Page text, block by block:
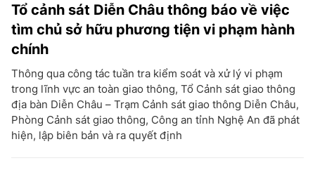
Tổ cảnh sát Diễn Châu thông báo về việc
tìm chủ sở hữu phương tiện vi phạm hành
chính
Thông qua công tác tuần tra kiểm soát và xử lý vi phạm
trong lĩnh vực an toàn giao thông, Tổ Cảnh sát giao thông
địa bàn Diễn Châu – Trạm Cảnh sát giao thông Diễn Châu,
Phòng Cảnh sát giao thông, Công an tỉnh Nghệ An đã phát
hiện, lập biên bản và ra quyết định